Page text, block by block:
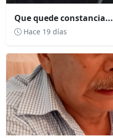
Que quede constancia...
Hace 19 días